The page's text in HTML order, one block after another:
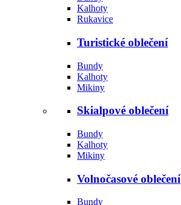
Kalhoty
Rukavice
Turistické oblečení
Bundy
Kalhoty
Mikiny
Skialpové oblečení
Bundy
Kalhoty
Mikiny
Volnočasové oblečení
Bundy